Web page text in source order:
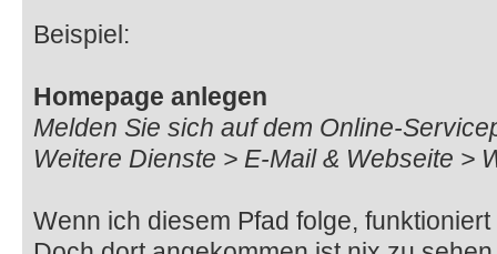
Beispiel:
Homepage anlegen
Melden Sie sich auf dem Online-
Weitere Dienste > E-Mail & Webseite >
Wenn ich diesem Pfad folge,